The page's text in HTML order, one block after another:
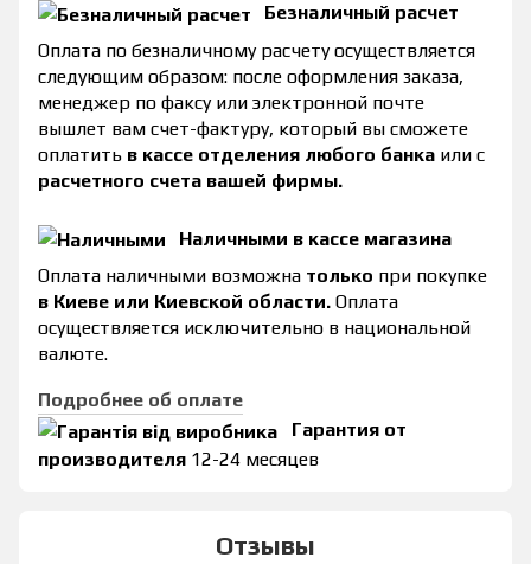
Безналичный расчет
Оплата по безналичному расчету осуществляется
следующим образом: после оформления заказа,
менеджер по факсу или электронной почте
вышлет вам счет-фактуру, который вы сможете
оплатить в кассе отделения любого банка или с
расчетного счета вашей фирмы.
Наличными в кассе магазина
Оплата наличными возможна только при покупке
в Киеве или Киевской области. Оплата
осуществляется исключительно в национальной
валюте.
Подробнее об оплате
Гарантия от
производителя 12-24 месяцев
Отзывы